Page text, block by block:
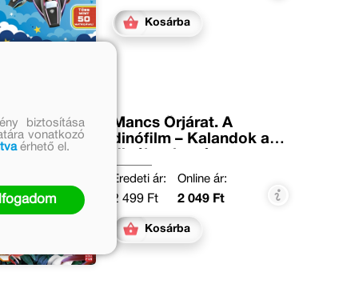
Kosárba
Mancs Őrjárat. A
dinófilm – Kalandok a
Eredeti ár:
2 499 Ft
Online ár:
2 049 Ft
Kosárba
biztosítása
vonatkozó
érhető el.